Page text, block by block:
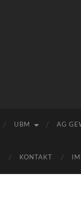
UBM AG
KONTAKT